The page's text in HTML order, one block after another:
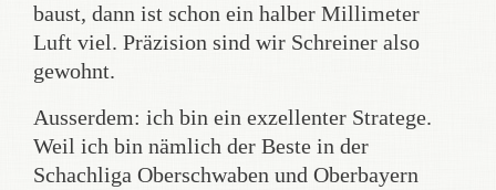
baust, dann ist schon ein halber Millimeter
Luft viel. Präzision sind wir Schreiner also
gewohnt.
Ausserdem: ich bin ein exzellenter Stratege.
Weil ich bin nämlich der Beste in der
Schachliga Oberschwaben und Oberbayern